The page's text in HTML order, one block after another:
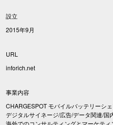
設立
2015年9月
URL
inforich.net
事業内容
CHARGESPOT モバイルバッテリーシ
デジタルサイネージ/広告/データ関連/国
海外でのコンサルティングとマーケティ